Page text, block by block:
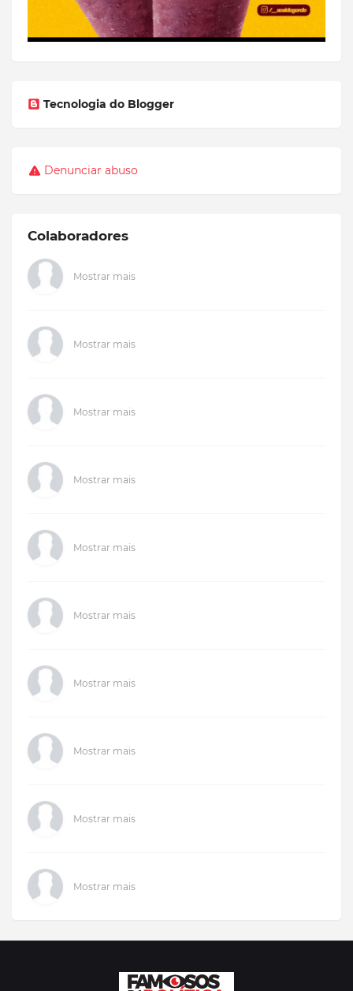
Tecnologia do Blogger
Denunciar abuso
Colaboradores
Mostrar mais
Mostrar mais
Mostrar mais
Mostrar mais
Mostrar mais
Mostrar mais
Mostrar mais
Mostrar mais
Mostrar mais
Mostrar mais